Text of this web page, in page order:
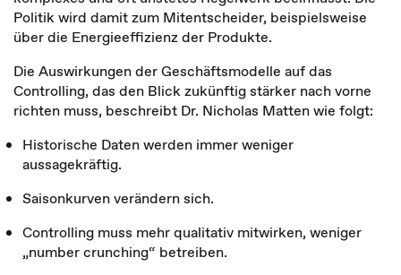
Politik wird damit zum Mitentscheider, beispielsweise
über die Energieeffizienz der Produkte.
Die Auswirkungen der Geschäftsmodelle auf das
Controlling, das den Blick zukünftig stärker nach vorne
richten muss, beschreibt Dr. Nicholas Matten wie folgt:
Historische Daten werden immer weniger
aussagekräftig.
Saisonkurven verändern sich.
Controlling muss mehr qualitativ mitwirken, weniger
„number crunching“ betreiben.